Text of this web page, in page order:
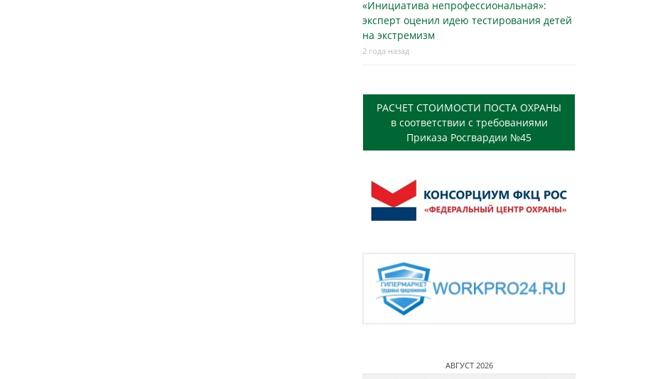
«Инициатива непрофессиональная»:
эксперт оценил идею тестирования детей
на экстремизм
2 года назад
РАСЧЕТ СТОИМОСТИ ПОСТА ОХРАНЫ
в соответствии с требованиями
Приказа Росгвардии №45
АВГУСТ 2026